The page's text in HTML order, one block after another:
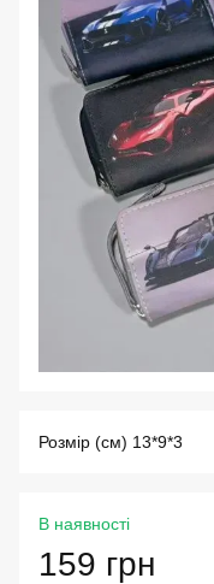
Розмір (см) 13*9*3
В наявності
159 грн